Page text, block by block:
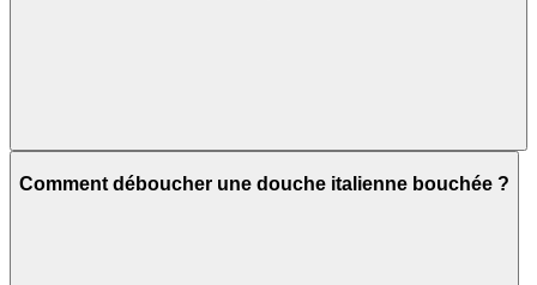
Comment déboucher une douche italienne bouchée ?